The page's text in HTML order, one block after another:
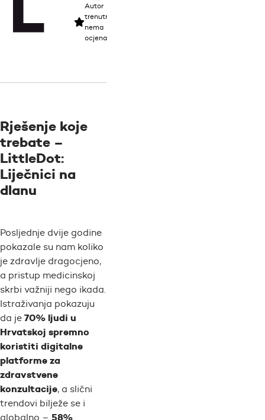
Autor
trenutno
nema
ocjena
Rješenje koje
trebate –
LittleDot:
Liječnici na
dlanu
Posljednje dvije godine
pokazale su nam koliko
je zdravlje dragocjeno,
a pristup medicinskoj
skrbi važniji nego ikada.
Istraživanja pokazuju
da je 70% ljudi u
Hrvatskoj spremno
koristiti digitalne
platforme za
zdravstvene
konzultacije, a slični
trendovi bilježe se i
globalno – 58%